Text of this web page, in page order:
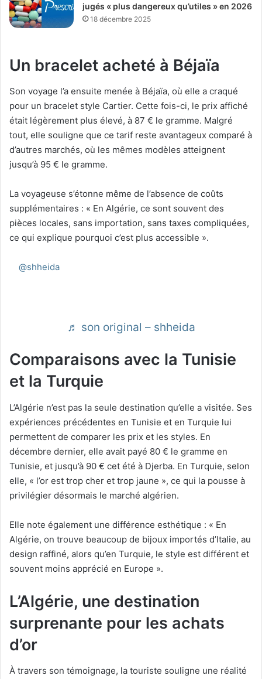
jugés « plus dangereux qu’utiles » en 2026
18 décembre 2025
Un bracelet acheté à Béjaïa
Son voyage l’a ensuite menée à Béjaïa, où elle a craqué
pour un bracelet style Cartier. Cette fois-ci, le prix affiché
était légèrement plus élevé, à 87 € le gramme. Malgré
tout, elle souligne que ce tarif reste avantageux comparé à
d’autres marchés, où les mêmes modèles atteignent
jusqu’à 95 € le gramme.
La voyageuse s’étonne même de l’absence de coûts
supplémentaires : « En Algérie, ce sont souvent des
pièces locales, sans importation, sans taxes compliquées,
ce qui explique pourquoi c’est plus accessible ».
@shheida
♬ son original – shheida
Comparaisons avec la Tunisie
et la Turquie
L’Algérie n’est pas la seule destination qu’elle a visitée. Ses
expériences précédentes en Tunisie et en Turquie lui
permettent de comparer les prix et les styles. En
décembre dernier, elle avait payé 80 € le gramme en
Tunisie, et jusqu’à 90 € cet été à Djerba. En Turquie, selon
elle, « l’or est trop cher et trop jaune », ce qui la pousse à
privilégier désormais le marché algérien.
Elle note également une différence esthétique : « En
Algérie, on trouve beaucoup de bijoux importés d’Italie, au
design raffiné, alors qu’en Turquie, le style est différent et
souvent moins apprécié en Europe ».
L’Algérie, une destination
surprenante pour les achats
d’or
À travers son témoignage, la touriste souligne une réalité